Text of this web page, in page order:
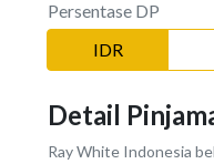
Persentase DP
IDR
Detail
Ray White Indonesia